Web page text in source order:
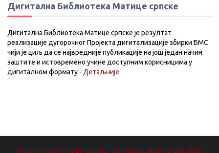
Дигитална Библиотека Матице српске
Дигитална Библиотека Матице српске је резултат
реализације дугорочног Пројекта дигитализације збирки БМС
чији је циљ да се највредније публикације на још један начин
заштите и истовремено учине доступним корисницима у
дигиталном формату - Детаљније
Библиотека Матице српске - Сва права задржана.© 2026